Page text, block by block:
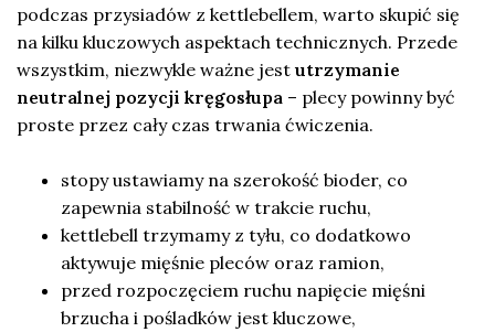
podczas przysiadów z kettlebellem, warto skupić się
na kilku kluczowych aspektach technicznych. Przede
wszystkim, niezwykle ważne jest utrzymanie
neutralnej pozycji kręgosłupa – plecy powinny być
proste przez cały czas trwania ćwiczenia.
stopy ustawiamy na szerokość bioder, co
zapewnia stabilność w trakcie ruchu,
kettlebell trzymamy z tyłu, co dodatkowo
aktywuje mięśnie pleców oraz ramion,
przed rozpoczęciem ruchu napięcie mięśni
brzucha i pośladków jest kluczowe,